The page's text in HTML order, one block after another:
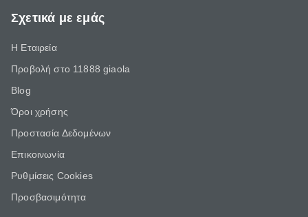
Σχετικά με εμάς
Η Εταιρεία
Προβολή στο 11888 giaola
Blog
Όροι χρήσης
Προστασία Δεδομένων
Επικοινωνία
Ρυθμίσεις Cookies
Προσβασιμότητα